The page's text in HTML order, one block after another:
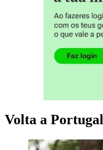
Volta a Portugal